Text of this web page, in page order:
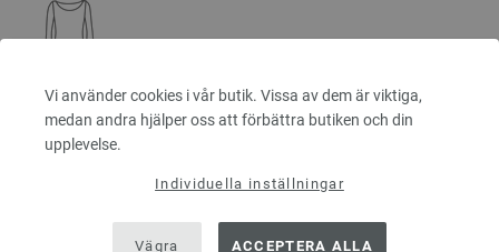
Vi använder cookies i vår butik. Vissa av dem är viktiga,
medan andra hjälper oss att förbättra butiken och din
upplevelse.
Individuella inställningar
Vägra ACCEPTERA ALLA
40
ca. 450 g